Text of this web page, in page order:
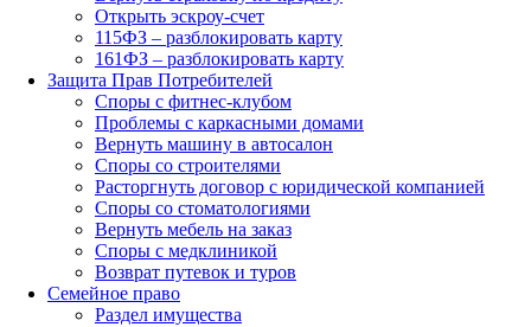
Открыть эскроу-счет
115ФЗ – разблокировать карту
161ФЗ – разблокировать карту
Защита Прав Потребителей
Споры с фитнес-клубом
Проблемы с каркасными домами
Вернуть машину в автосалон
Споры со строителями
Расторгнуть договор с юридической компанией
Споры со стоматологиями
Вернуть мебель на заказ
Споры с медклиникой
Возврат путевок и туров
Семейное право
Раздел имущества